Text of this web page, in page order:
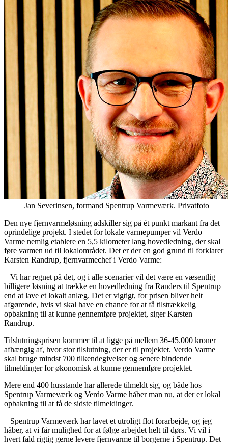
Jan Severinsen, formand Spentrup Varmeværk. Privatfoto
Den nye fjernvarmeløsning adskiller sig på ét punkt markant fra det
oprindelige projekt. I stedet for lokale varmepumper vil Verdo
Varme nemlig etablere en 5,5 kilometer lang hovedledning, der skal
føre varmen ud til lokalområdet. Det er der en god grund til forklarer
Karsten Randrup, fjernvarmechef i Verdo Varme:
– Vi har regnet på det, og i alle scenarier vil det være en væsentlig
billigere løsning at trække en hovedledning fra Randers til Spentrup
end at lave et lokalt anlæg. Det er vigtigt, for prisen bliver helt
afgørende, hvis vi skal have en chance for at få tilstrækkelig
opbakning til at kunne gennemføre projektet, siger Karsten
Randrup.
Tilslutningsprisen kommer til at ligge på mellem 36-45.000 kroner
afhængig af, hvor stor tilslutning, der er til projektet. Verdo Varme
skal bruge mindst 700 tilkendegivelser og senere bindende
tilmeldinger for økonomisk at kunne gennemføre projektet.
Mere end 400 husstande har allerede tilmeldt sig, og både hos
Spentrup Varmeværk og Verdo Varme håber man nu, at der er lokal
opbakning til at få de sidste tilmeldinger.
– Spentrup Varmeværk har lavet et utroligt flot forarbejde, og jeg
håber, at vi får mulighed for at følge arbejdet helt til dørs. Vi vil i
hvert fald rigtig gerne levere fjernvarme til borgerne i Spentrup. Det